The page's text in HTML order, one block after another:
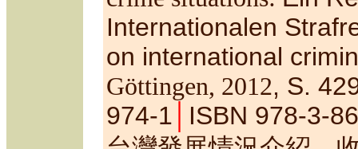
Internationalen
on international
Göttingen, 2012, S.
974-1
ISBN 978-3-